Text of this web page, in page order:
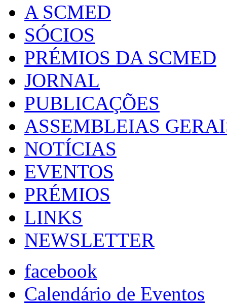
A SCMED
SÓCIOS
PRÉMIOS DA SCMED
JORNAL
PUBLICAÇÕES
ASSEMBLEIAS
NOTÍCIAS
EVENTOS
PRÉMIOS
LINKS
NEWSLETTER
facebook
Calendário de Eventos